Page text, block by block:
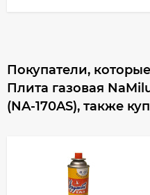
Покупатели,
Плита газовая
(NA-170AS), также